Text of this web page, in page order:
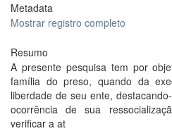
Metadata
Mostrar registro completo
Resumo
A presente pesquisa tem por
família do preso, quando da
liberdade de seu ente,
ocorrência de sua
verificar a at